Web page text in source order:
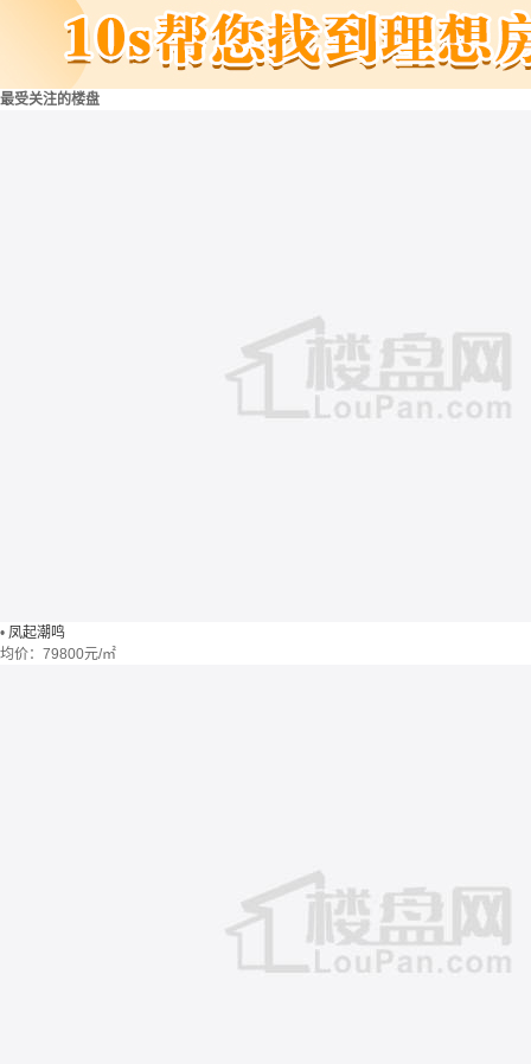
最受关注的楼盘
• 凤起潮鸣
均价： 79800元/㎡